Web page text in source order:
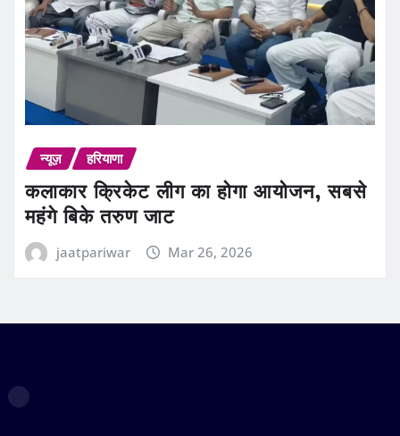
न्यूज़ हरियाणा
कलाकार क्रिकेट लीग का होगा आयोजन, सबसे
महंगे बिके तरुण जाट
jaatpariwar Mar 26, 2026